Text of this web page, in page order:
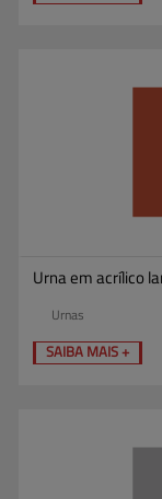
Urna em acrílico
Urnas
SAIBA MAIS +